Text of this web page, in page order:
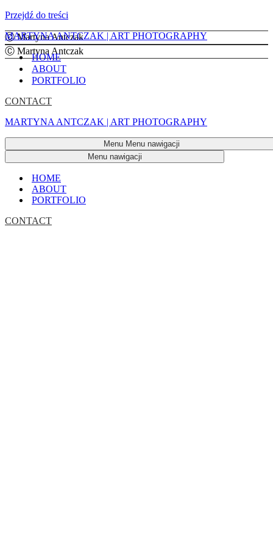
Przejdź do treści
MARTYNA ANTCZAK | ART PHOTOGRAPHY
HOME
ABOUT
PORTFOLIO
CONTACT
MARTYNA ANTCZAK | ART PHOTOGRAPHY
Menu Menu nawigacji
Menu nawigacji
HOME
ABOUT
PORTFOLIO
CONTACT
Ⓒ Martyna Antczak
Ⓒ Martyna Antczak